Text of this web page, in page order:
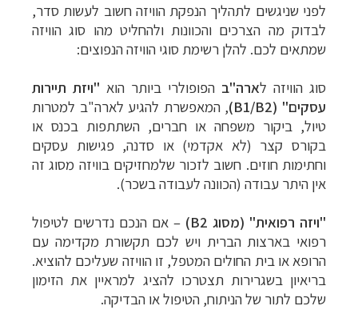
לפני שניגשים לתהליך הנפקת הוויזה חשוב לעשות סדר,
לבדוק מה הצרכים והכוונות ולהחליט מהו סוג הוויזה
שמתאים לכם. להלן רשימת סוגי הוויזה הנפוצים:
סוג הוויזה לארה"ב הפופולרי ביותר הוא "ויזת תיירות
עסקים" (B1/B2) , המאפשרת להגיע לארה"ב למטרות
טיול, ביקור משפחה או חברים, השתתפות בכנס או
בקורס קצר (לא אקדמי) או סדנה, פגישות עסקים
וחתימות חוזים. חשוב לזכור שלמחזיקים בוויזה מסוג זה
אין היתר עבודה (הכוונה לעבודה בשכר).
"ויזה רפואית" (מסוג B2
) – אם הנכם נדרשים לטיפול
רפואי בארצות הברית ויש לכם תקשורת מקדימה עם
הרופא או בית החולים המטפל, זו הוויזה שעליכם להוציא.
בריאיון בשגרירות תצטרכו להציג למראיין את הזימון
שלכם לתור של הניתוח, הטיפול או הבדיקה.